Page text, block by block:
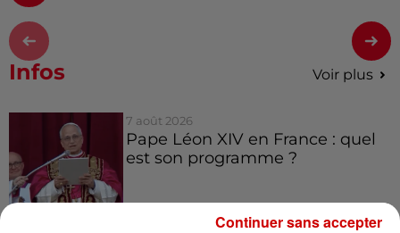
Infos Voir plus
7 août 2026
Pape Léon XIV en France : quel
est son programme ?
Continuer sans accepter